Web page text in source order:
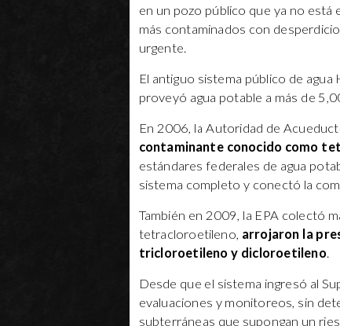
en un pozo público que ya no
más contaminados con
urgente.
El antiguo sistema público de
proveyó agua potable a más de
En 2006, la Autoridad de
contaminante conocido como
estándares federales de agua
sistema completo y conectó la
También en 2009, la EPA colectó
tetracloroetileno, arrojaron la
tricloroetileno y dicloroetileno.
Desde que el sistema ingresó al
evaluaciones y monitoreos, sin
subterráneas que supongan un